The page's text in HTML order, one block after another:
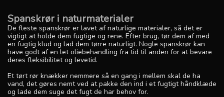
Spanskrør i naturmaterialer
De fleste spanskrør er lavet af naturlige materialer, så det er
vigtigt at holde dem fugtige og rene. Efter brug, tør dem af med
en fugtig klud og lad dem tørre naturligt. Nogle spanskrør kan
have godt af en let oliebehandling fra tid til anden for at bevare
deres fleksibilitet og levetid.
Et tørt rør knækker nemmere så en gang i mellem skal de ha
vand, det gøres nemt ved at pakke den ind i et fugtigt håndklæde
og lade dem suge det fugt de har behov for.